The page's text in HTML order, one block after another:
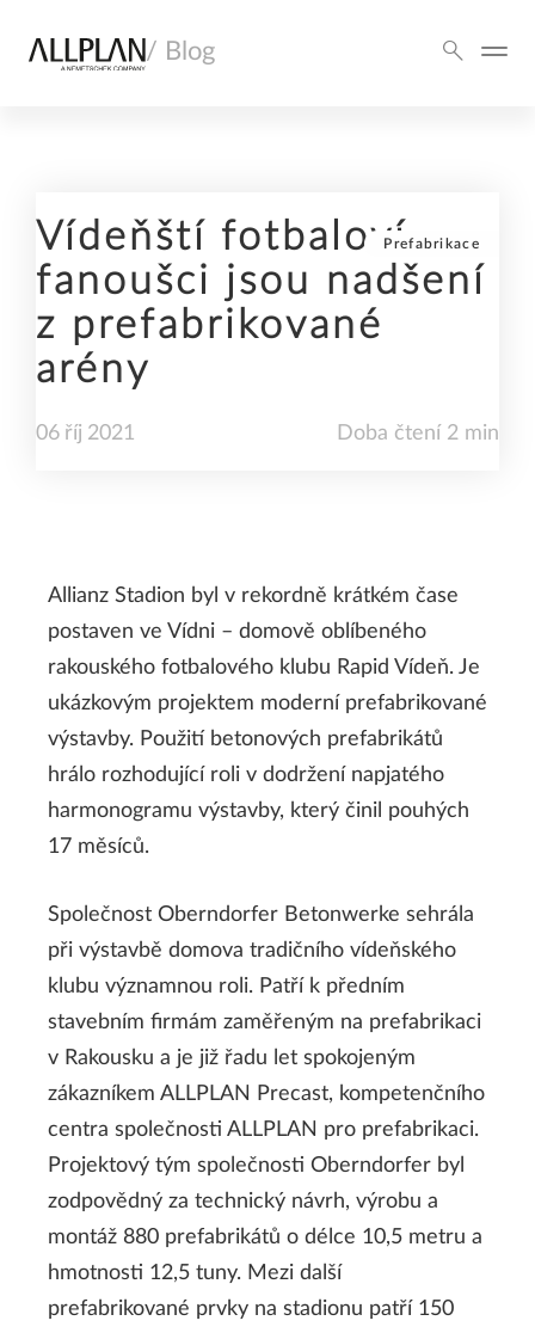
/ Blog
Prefabrikace
Vídeňští fotbaloví
fanoušci jsou nadšení
z prefabrikované
arény
06 říj 2021 Doba čtení 2 min
Allianz Stadion byl v rekordně krátkém čase
postaven ve Vídni – domově oblíbeného
rakouského fotbalového klubu Rapid Vídeň. Je
ukázkovým projektem moderní prefabrikované
výstavby. Použití betonových prefabrikátů
hrálo rozhodující roli v dodržení napjatého
harmonogramu výstavby, který činil pouhých
17 měsíců.
Společnost Oberndorfer Betonwerke sehrála
při výstavbě domova tradičního vídeňského
klubu významnou roli. Patří k předním
stavebním firmám zaměřeným na prefabrikaci
v Rakousku a je již řadu let spokojeným
zákazníkem ALLPLAN Precast, kompetenčního
centra společnosti ALLPLAN pro prefabrikaci.
Projektový tým společnosti Oberndorfer byl
zodpovědný za technický návrh, výrobu a
montáž 880 prefabrikátů o délce 10,5 metru a
hmotnosti 12,5 tuny. Mezi další
prefabrikované prvky na stadionu patří 150